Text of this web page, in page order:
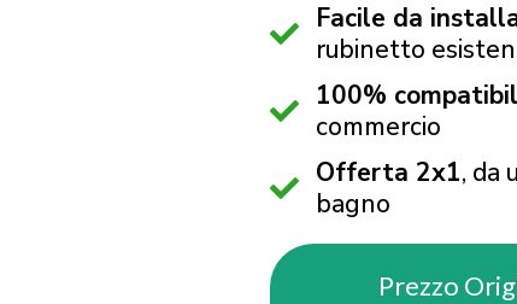
Facile da
rubinetto
100%
commercio
Offerta 2x1, da
bagno
Prezzo